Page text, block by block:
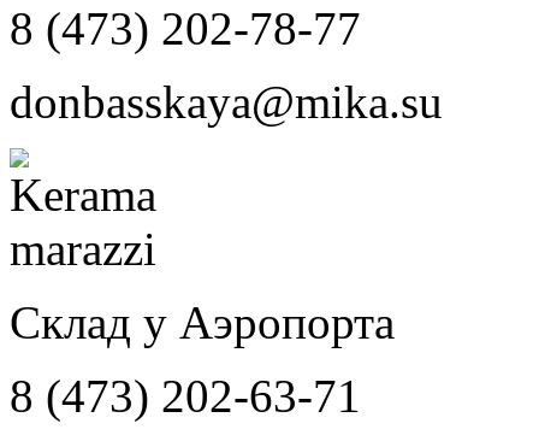
8 (473) 202-78-77
donbasskaya@mika.su
Склад у Аэропорта
8 (473) 202-63-71